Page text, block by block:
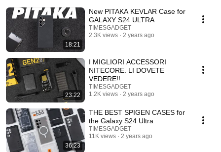
18:21
New PITAKA KEVLAR Case for
GALAXY S24 ULTRA
TIMESGADGET
2.3K views
2 years ago
23:22
I MIGLIORI ACCESSORI
NITECORE. LI DOVETE
VEDERE!!
TIMESGADGET
1.2K views
2 years ago
36:23
THE BEST SPIGEN CASES for
the Galaxy S24 Ultra
TIMESGADGET
11K views
2 years ago